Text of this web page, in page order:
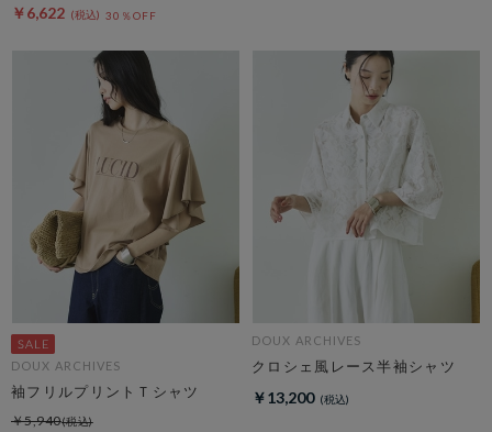
￥6,622 30％OFF
DOUX ARCHIVES
袖フリルプリントＴシャツ
￥5,940
DOUX ARCHIVES
クロシェ風レース半袖シャツ
￥13,200